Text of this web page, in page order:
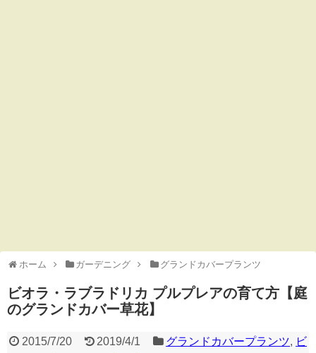
ホーム ガーデニング グランドカバープランツ
ビオラ・ラブラドリカ プルプレアの育て方【庭
のグランドカバー草花】
2015/7/20 2019/4/1 グランドカバープランツ, ビ